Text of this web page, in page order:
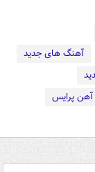
آهنگ های جدید
پرایس